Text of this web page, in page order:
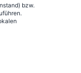
bzw.